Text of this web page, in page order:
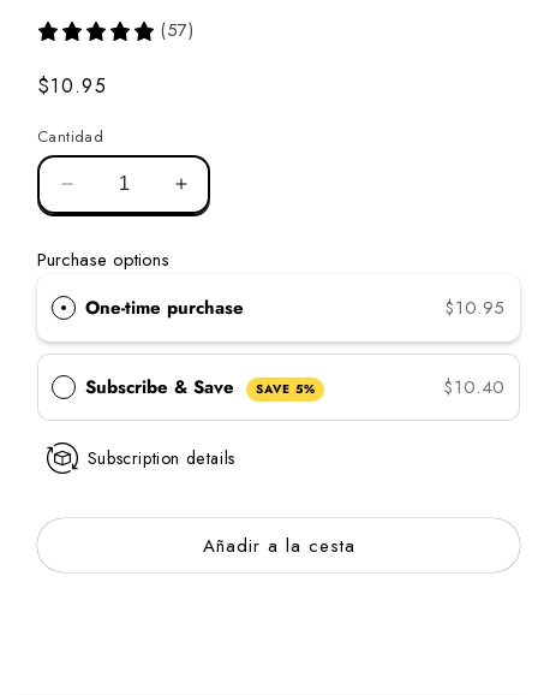
(57)
Precio
$10.95
Cantidad
Disminuir
la
de
acondicionador
Long
&
Luxe
Aumentar
la
acondicionador
Long
&
Purchase options
One-time purchase
$10.95
Subscribe & Save SAVE 5% $10.40
Subscription details
Añadir a la cesta